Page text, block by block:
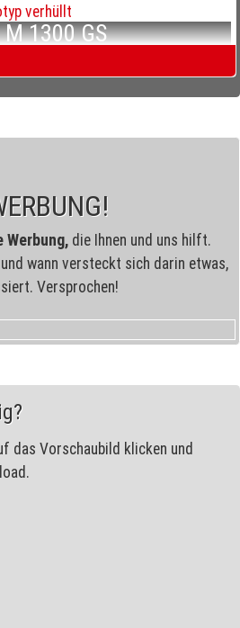
1300 GS
BMW M 1300 GS Mehr Offroad, mehr Luxus?
Werbung, die Ihnen und uns hilft.
wann versteckt sich darin etwas,
Versprochen!
das Vorschaubild klicken und